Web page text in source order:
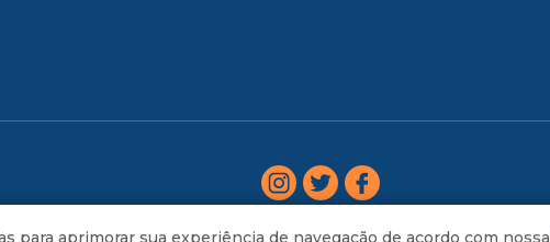
para aprimorar sua experiência de navegação de acordo com nossa